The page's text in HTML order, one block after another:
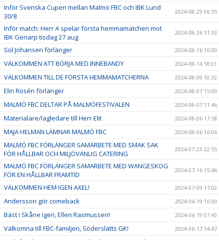
Inför Svenska Cupen mellan Malmö FBC och IBK Lund
30/8
2024-08-29 06:55
Inför match: Herr A spelar första hemmamatchen mot
IBK Genarp tisdag 27 aug
2024-08-26 11:33
Sol Johansen förlänger 2024-08-16 16:00
VÄLKOMMEN ATT BÖRJA MED INNEBANDY 2024-08-14 18:01
VÄLKOMMEN TILL DE FÖRSTA HEMMAMATCHERNA 2024-08-09 10:32
Elin Rosén förlänger 2024-08-07 15:00
MALMÖ FBC DELTAR PÅ MALMÖFESTIVALEN 2024-08-07 11:46
Materialare/lagledare till Herr Elit 2024-08-06 17:18
MAJA HELMAN LÄMNAR MALMÖ FBC 2024-08-06 16:06
MALMÖ FBC FÖRLÄNGER SAMARBETE MED SMAK SAK
FÖR HÅLLBAR OCH MILJÖVÄNLIG CATERING
2024-07-23 22:55
MALMÖ FBC FÖRLÄNGER SAMARBETE MED WANGESKOG
FÖR EN HÅLLBAR FRAMTID
2024-07-16 15:46
VÄLKOMMEN HEM IGEN AXEL! 2024-07-09 17:02
Andersson gör comeback 2024-06-19 16:00
Bäst i Skåne igen, Ellen Rasmussen! 2024-06-19 07:43
Välkomna till FBC-familjen, Söderslätts GK! 2024-06-17 14:47